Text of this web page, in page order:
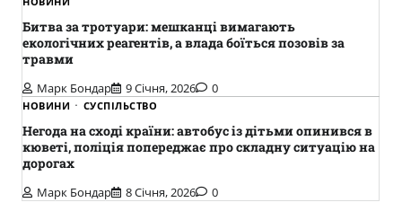
Битва за тротуари: мешканці вимагають
екологічних реагентів, а влада боїться позовів за
травми
Марк Бондар 9 Січня, 2026 0
НОВИНИ СУСПІЛЬСТВО
Негода на сході країни: автобус із дітьми опинився в
кюветі, поліція попереджає про складну ситуацію на
дорогах
Марк Бондар 8 Січня, 2026 0